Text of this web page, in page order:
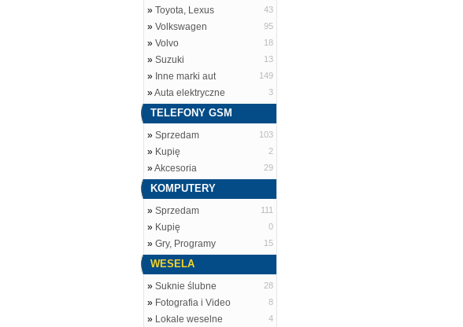
» Toyota, Lexus 43
» Volkswagen 95
» Volvo 18
» Suzuki 13
» Inne marki aut 149
»Auta elektryczne 3
TELEFONY GSM
» Sprzedam 103
» Kupię 2
»Akcesoria 29
KOMPUTERY
» Sprzedam 111
» Kupię 0
» Gry, Programy 15
WESELA
» Suknie ślubne 28
» Fotografia i Video 8
» Lokale weselne 4